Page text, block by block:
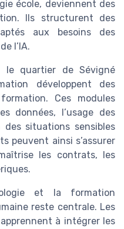
école, deviennent des
Ils structurent des
aux besoins des
l’IA.
le quartier de Sévigné
développent des
Ces modules
données, l’usage des
situations sensibles
peuvent ainsi s’assurer
les contrats, les
et la formation
reste centrale. Les
à intégrer les